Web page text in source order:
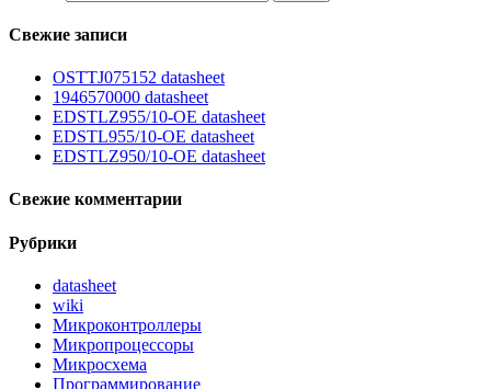
Свежие записи
OSTTJ075152 datasheet
1946570000 datasheet
EDSTLZ955/10-OE datasheet
EDSTL955/10-OE datasheet
EDSTLZ950/10-OE datasheet
Свежие комментарии
Рубрики
datasheet
wiki
Микроконтроллеры
Микропроцессоры
Микросхема
Программирование